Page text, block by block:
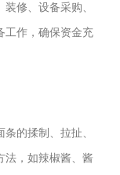
修、设备采购、
工作，确保资金充
的揉制、拉扯、
法，如辣椒酱、酱